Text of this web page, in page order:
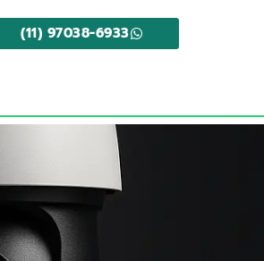
(11) 97038-6933